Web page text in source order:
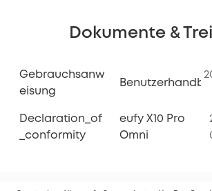
Dokumente &
Gebrauchsanw
Eisung
Declaration_of
_conformity
eufy X10 Pro
Omni